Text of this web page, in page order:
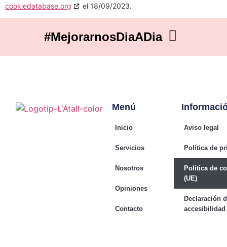
cookiedatabase.org
el 18/09/2023.
#MejorarnosDiaADia
Inicio
Servicios
Nosotros
Opiniones
Contacto
Menú
Aviso legal
Política de
Política de
(UE)
Declaración
accesibilidad